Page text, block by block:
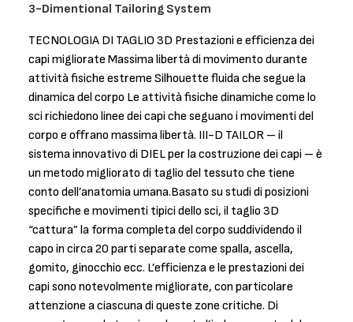
3-Dimentional Tailoring System
TECNOLOGIA DI TAGLIO 3D Prestazioni e efficienza dei
capi migliorate Massima libertà di movimento durante
attività fisiche estreme Silhouette fluida che segue la
dinamica del corpo Le attività fisiche dinamiche come lo
sci richiedono linee dei capi che seguano i movimenti del
corpo e offrano massima libertà. III-D TAILOR – il
sistema innovativo di DIEL per la costruzione dei capi – è
un metodo migliorato di taglio del tessuto che tiene
conto dell’anatomia umana.Basato su studi di posizioni
specifiche e movimenti tipici dello sci, il taglio 3D
“cattura” la forma completa del corpo suddividendo il
capo in circa 20 parti separate come spalla, ascella,
gomito, ginocchio ecc. L’efficienza e le prestazioni dei
capi sono notevolmente migliorate, con particolare
attenzione a ciascuna di queste zone critiche. Di